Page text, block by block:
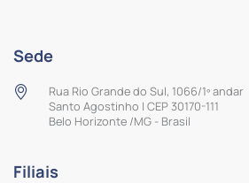
Sede
Rua Rio Grande do Sul, 1066/1º andar
Santo Agostinho | CEP 30170-111
Belo Horizonte /MG - Brasil
Filiais